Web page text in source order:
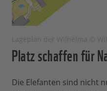
Platz schaffen für
Die Elefanten sind nicht